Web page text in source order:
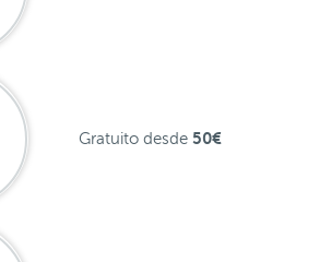
Gratuito desde 50€